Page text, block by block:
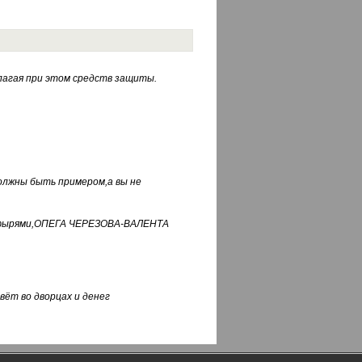
при этом средств защиты.
быть примером,а вы не
ЧЕРЕЗОВА-ВАЛЕНТА
во дворцах и денег